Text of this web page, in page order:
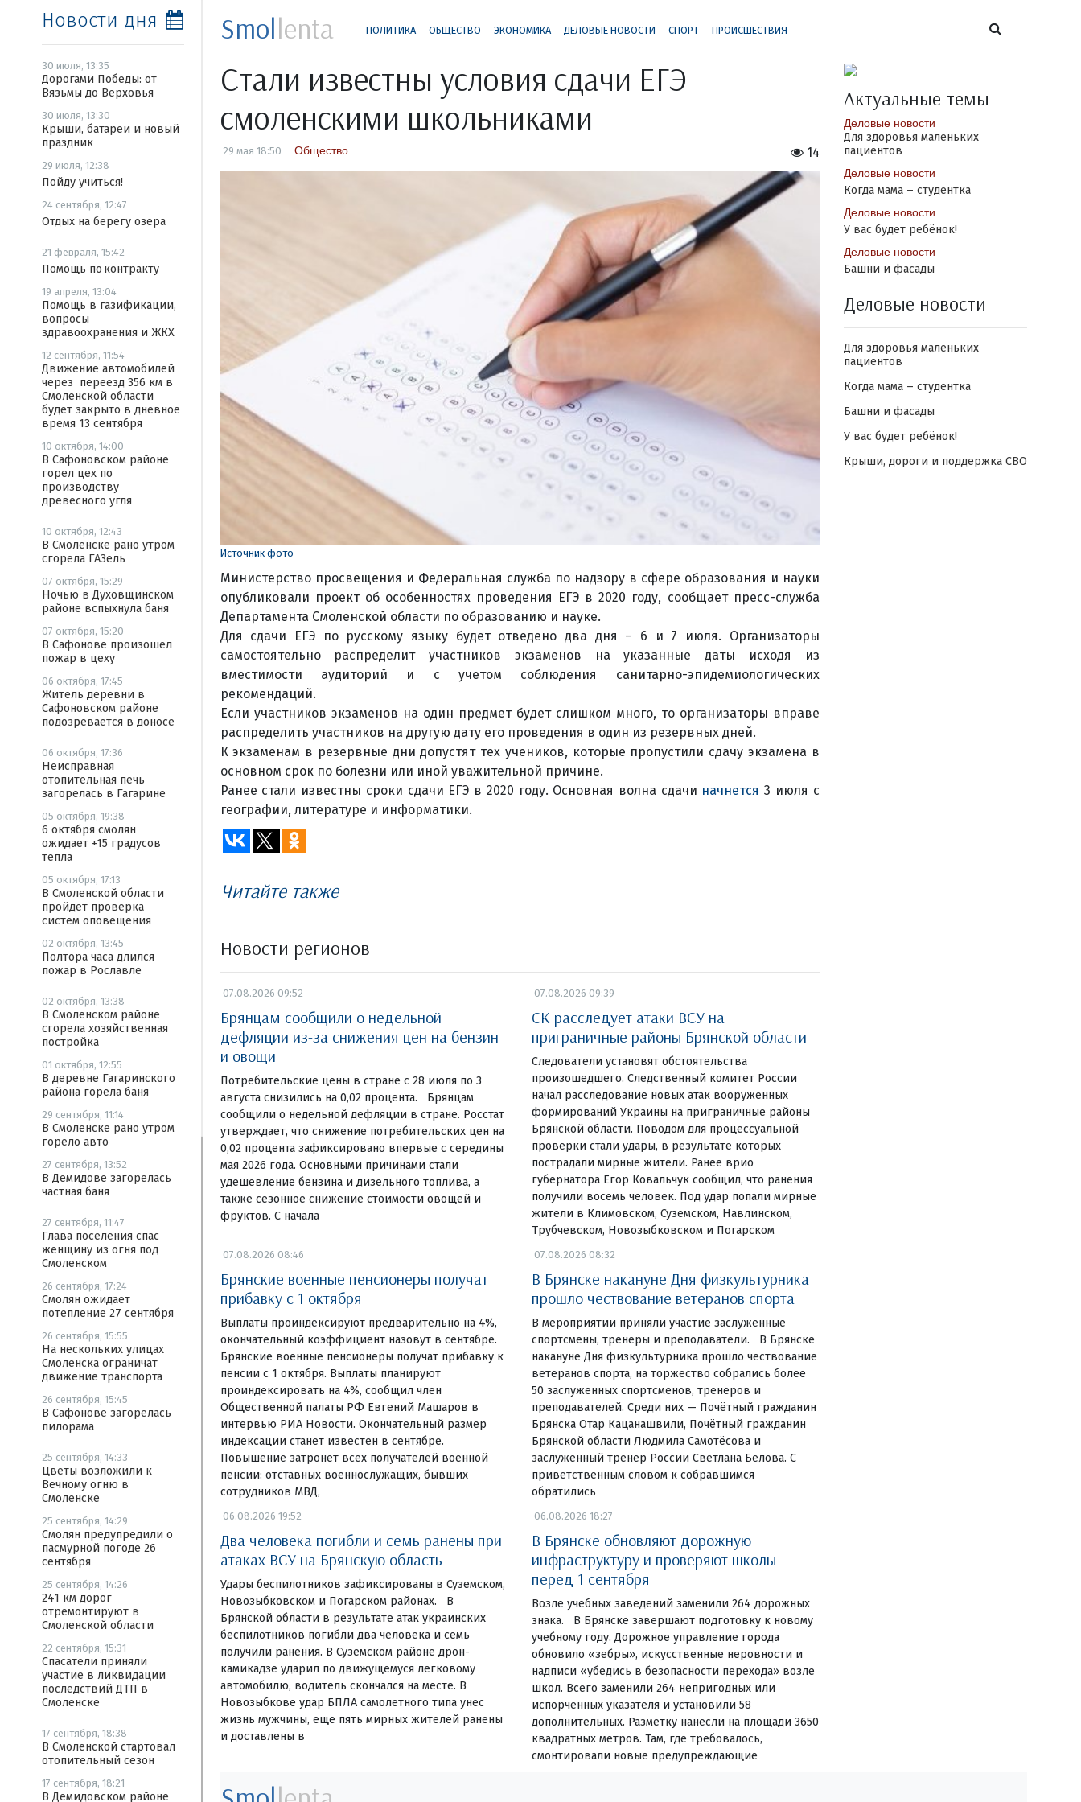
Новости дня
30 июля, 13:35
Дорогами Победы: от
Вязьмы до Верховья
30 июля, 13:30
Крыши, батареи и новый
праздник
29 июля, 12:38
Пойду учиться!
24 сентября, 12:47
Отдых на берегу озера
21 февраля, 15:42
Помощь по контракту
19 апреля, 13:04
Помощь в газификации,
вопросы
здравоохранения и ЖКХ
12 сентября, 11:54
Движение автомобилей
через переезд 356 км в
Смоленской области
будет закрыто в дневное
время 13 сентября
10 октября, 14:00
В Сафоновском районе
горел цех по
производству
древесного угля
10 октября, 12:43
В Смоленске рано утром
сгорела ГАЗель
07 октября, 15:29
Ночью в Духовщинском
районе вспыхнула баня
07 октября, 15:20
В Сафонове произошел
пожар в цеху
06 октября, 17:45
Житель деревни в
Сафоновском районе
подозревается в доносе
06 октября, 17:36
Неисправная
отопительная печь
загорелась в Гагарине
05 октября, 19:38
6 октября смолян
ожидает +15 градусов
тепла
05 октября, 17:13
В Смоленской области
пройдет проверка
систем оповещения
02 октября, 13:45
Полтора часа длился
пожар в Рославле
02 октября, 13:38
В Смоленском районе
сгорела хозяйственная
постройка
01 октября, 12:55
В деревне Гагаринского
района горела баня
29 сентября, 11:14
В Смоленске рано утром
горело авто
27 сентября, 13:52
В Демидове загорелась
частная баня
27 сентября, 11:47
Глава поселения спас
женщину из огня под
Смоленском
26 сентября, 17:24
Смолян ожидает
потепление 27 сентября
26 сентября, 15:55
На нескольких улицах
Смоленска ограничат
движение транспорта
26 сентября, 15:45
В Сафонове загорелась
пилорама
25 сентября, 14:33
Цветы возложили к
Вечному огню в
Смоленске
25 сентября, 14:29
Смолян предупредили о
пасмурной погоде 26
сентября
25 сентября, 14:26
241 км дорог
отремонтируют в
Смоленской области
22 сентября, 15:31
Спасатели приняли
участие в ликвидации
последствий ДТП в
Смоленске
17 сентября, 18:38
В Смоленской стартовал
отопительный сезон
17 сентября, 18:21
В Демидовском районе
Smollenta ПОЛИТИКА ОБЩЕСТВО ЭКОНОМИКА ДЕЛОВЫЕ НОВОСТИ СПОРТ ПРОИСШЕСТВИЯ
Стали известны условия сдачи ЕГЭ
смоленскими школьниками
14
29 мая 18:50 Общество
Источник фото
Министерство просвещения и Федеральная служба по надзору в сфере образования и науки
опубликовали проект об особенностях проведения ЕГЭ в 2020 году, сообщает пресс-служба
Департамента Смоленской области по образованию и науке.
Для сдачи ЕГЭ по русскому языку будет отведено два дня – 6 и 7 июля. Организаторы
самостоятельно распределит участников экзаменов на указанные даты исходя из
вместимости аудиторий и с учетом соблюдения санитарно-эпидемиологических
рекомендаций.
Если участников экзаменов на один предмет будет слишком много, то организаторы вправе
распределить участников на другую дату его проведения в один из резервных дней.
К экзаменам в резервные дни допустят тех учеников, которые пропустили сдачу экзамена в
основном срок по болезни или иной уважительной причине.
Ранее стали известны сроки сдачи ЕГЭ в 2020 году. Основная волна сдачи начнется 3 июля с
географии, литературе и информатики.
Читайте также
Новости регионов
07.08.2026 09:52
Брянцам сообщили о недельной
дефляции из-за снижения цен на бензин
и овощи
Потребительские цены в стране с 28 июля по 3
августа снизились на 0,02 процента. Брянцам
сообщили о недельной дефляции в стране. Росстат
утверждает, что снижение потребительских цен на
0,02 процента зафиксировано впервые с середины
мая 2026 года. Основными причинами стали
удешевление бензина и дизельного топлива, а
также сезонное снижение стоимости овощей и
фруктов. С начала
07.08.2026 09:39
СК расследует атаки ВСУ на
приграничные районы Брянской области
Следователи установят обстоятельства
произошедшего. Следственный комитет России
начал расследование новых атак вооруженных
формирований Украины на приграничные районы
Брянской области. Поводом для процессуальной
проверки стали удары, в результате которых
пострадали мирные жители. Ранее врио
губернатора Егор Ковальчук сообщил, что ранения
получили восемь человек. Под удар попали мирные
жители в Климовском, Суземском, Навлинском,
Трубчевском, Новозыбковском и Погарском
07.08.2026 08:46
Брянские военные пенсионеры получат
прибавку с 1 октября
Выплаты проиндексируют предварительно на 4%,
окончательный коэффициент назовут в сентябре.
Брянские военные пенсионеры получат прибавку к
пенсии с 1 октября. Выплаты планируют
проиндексировать на 4%, сообщил член
Общественной палаты РФ Евгений Машаров в
интервью РИА Новости. Окончательный размер
индексации станет известен в сентябре.
Повышение затронет всех получателей военной
пенсии: отставных военнослужащих, бывших
сотрудников МВД,
07.08.2026 08:32
В Брянске накануне Дня физкультурника
прошло чествование ветеранов спорта
В мероприятии приняли участие заслуженные
спортсмены, тренеры и преподаватели. В Брянске
накануне Дня физкультурника прошло чествование
ветеранов спорта, на торжество собрались более
50 заслуженных спортсменов, тренеров и
преподавателей. Среди них — Почётный гражданин
Брянска Отар Кацанашвили, Почётный гражданин
Брянской области Людмила Самотёсова и
заслуженный тренер России Светлана Белова. С
приветственным словом к собравшимся
обратились
06.08.2026 19:52
Два человека погибли и семь ранены при
атаках ВСУ на Брянскую область
Удары беспилотников зафиксированы в Суземском,
Новозыбковском и Погарском районах. В
Брянской области в результате атак украинских
беспилотников погибли два человека и семь
получили ранения. В Суземском районе дрон-
камикадзе ударил по движущемуся легковому
автомобилю, водитель скончался на месте. В
Новозыбкове удар БПЛА самолетного типа унес
жизнь мужчины, еще пять мирных жителей ранены
и доставлены в
06.08.2026 18:27
В Брянске обновляют дорожную
инфраструктуру и проверяют школы
перед 1 сентября
Возле учебных заведений заменили 264 дорожных
знака. В Брянске завершают подготовку к новому
учебному году. Дорожное управление города
обновило «зебры», искусственные неровности и
надписи «убедись в безопасности перехода» возле
школ. Всего заменили 264 непригодных или
испорченных указателя и установили 58
дополнительных. Разметку нанесли на площади 3650
квадратных метров. Там, где требовалось,
смонтировали новые предупреждающие
Актуальные темы
Деловые новости
Для здоровья маленьких
пациентов
Деловые новости
Когда мама – студентка
Деловые новости
У вас будет ребёнок!
Деловые новости
Башни и фасады
Деловые новости
Для здоровья маленьких
пациентов
Когда мама – студентка
Башни и фасады
У вас будет ребёнок!
Крыши, дороги и поддержка СВО